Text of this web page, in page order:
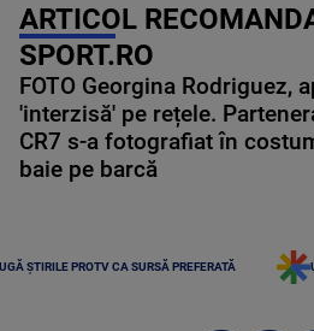
ARTICOL
SPORT.RO
FOTO Georgina Rodriguez,
'interzisă' pe rețele.
CR7 s-a fotografiat în
baie pe barcă
ȘTIRILE PROTV CA SURSĂ PREFERATĂ